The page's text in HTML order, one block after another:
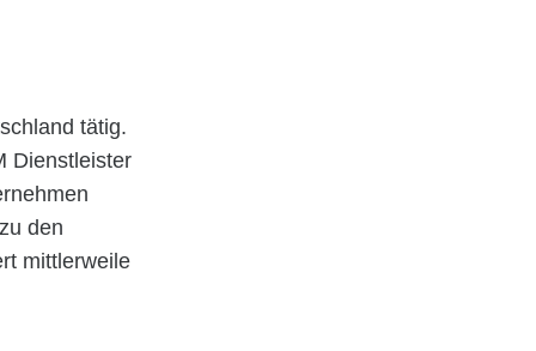
tätig.
Dienstleister
den
mittlerweile